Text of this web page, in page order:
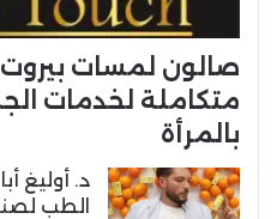
صالون لمسات
متكاملة لخدمات
بالمرأة
الطب